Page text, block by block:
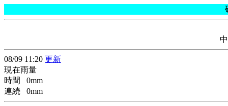
08/09 11:20 更新
現在雨量
時間 0mm
連続 0mm